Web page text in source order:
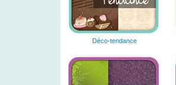
Déco-tendance